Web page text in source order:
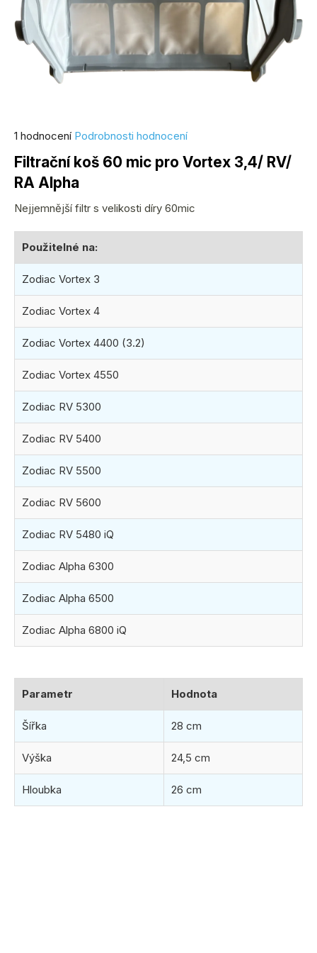
Filtrační koš 60 mic pro Vortex 3,4/ RV/
RA Alpha
Průměrné
hodnocení
produktu
je
5,0
hvězdiček.
1 hodnocení Podrobnosti hodnocení
Nejjemnější filtr s velikosti díry 60mic
Použitelné na:
Zodiac Vortex 3
Zodiac Vortex 4
Zodiac Vortex 4400 (3.2)
Zodiac Vortex 4550
Zodiac RV 5300
Zodiac RV 5400
Zodiac RV 5500
Zodiac RV 5600
Zodiac RV 5480 iQ
Zodiac Alpha 6300
Zodiac Alpha 6500
Zodiac Alpha 6800 iQ
Parametr Hodnota
Šířka 28 cm
Výška 24,5 cm
Hloubka 26 cm